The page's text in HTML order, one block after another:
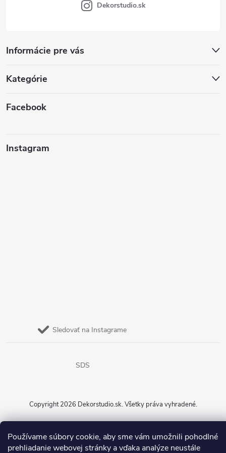
Používame súbory cookie, aby sme vám umožnili pohodlné
prehliadanie webovej stránky a vďaka analýze neustále
Informácie pre vás
Kategórie
Facebook
Instagram
Sledovať na Instagrame
Dekorstudio.sk
SDS
Vytvoril Shoptet
Copyright 2026 Dekorstudio.sk. Všetky práva vyhradené.